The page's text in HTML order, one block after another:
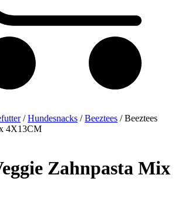
/Hundesnacks /Beeztees / Beeztees
4X13CM
Zahnpasta Mix